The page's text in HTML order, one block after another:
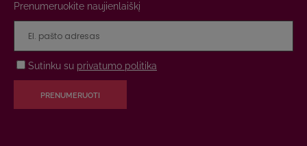
Prenumeruokite naujienlaiškį
Sutinku su privatumo politika
PRENUMERUOTI